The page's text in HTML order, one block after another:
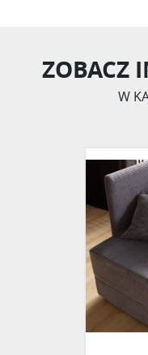
ZOBACZ
W